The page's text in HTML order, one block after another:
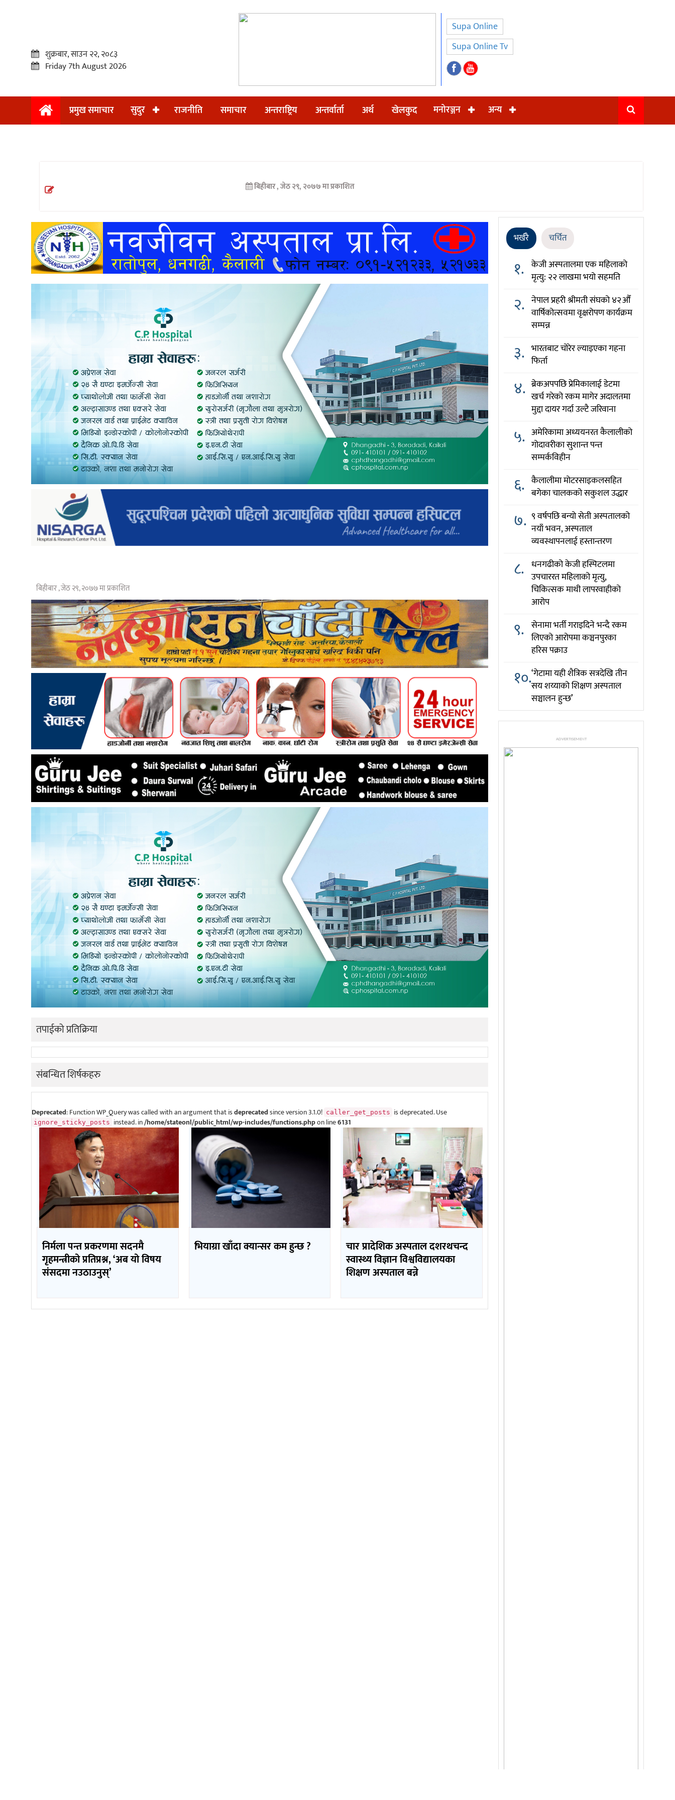
प्रमुख
अन्तराष्ट्रिय
अन्तर्वार्ता
खेलकुद
शुक्रबार, साउन २२, २०८३
Friday 7th August 2026
Supa Online
Supa Online Tv
प्रमुख समाचार सुदुर राजनीति समाचार अन्तराष्ट्रिय अन्तर्वार्ता अर्थ खेलकुद मनोरञ्जन अन्य
बिहीबार , जेठ २९, २०७७ मा प्रकाशित
बिहीबार , जेठ २९, २०७७ मा प्रकाशित
तपाईको प्रतिक्रिया
संबन्धित शिर्षकहरु
Deprecated: Function WP_Query was called with an argument that isdeprecatedsince version 3.1.0! caller_get_posts is deprecated. Use
ignore_sticky_posts instead. in/home/stateonl/public_html/wp-includes/functions.phpon line6131
निर्मला पन्त प्रकरणमा सदनमै
गृहमन्त्रीको प्रतिप्रश्न, ‘अब यो विषय
संसदमा नउठाउनुस्’
भियाग्रा खाँदा क्यान्सर कम हुन्छ ? चार प्रादेशिक अस्पताल दशरथचन्द
स्वास्थ्य विज्ञान विश्वविद्यालयका
शिक्षण अस्पताल बन्ने
भर्खरै चर्चित
१. केजी अस्पतालमा एक महिलाको
मृत्यु: २२ लाखमा भयो सहमति
२. नेपाल प्रहरी श्रीमती संघको ४२औँ
वार्षिकोत्सवमा वृक्षरोपण कार्यक्रम
सम्पन्न
३. भारतबाट चोरेर ल्याइएका गहना
फिर्ता
४. ब्रेकअपपछि प्रेमिकालाई डेटमा
खर्च गरेको रकम मागेर अदालतमा
मुद्दा दायर गर्दा उल्टै जरिवाना
५. अमेरिकामा अध्ययनरत कैलालीको
गोदावरीका सुशान्त पन्त
सम्पर्कविहीन
६. कैलालीमा मोटरसाइकलसहित
बगेका चालकको सकुशल उद्धार
७. ९ वर्षपछि बन्यो सेती अस्पतालको
नयाँ भवन, अस्पताल
व्यवस्थापनलाई हस्तान्तरण
८. धनगढीको केजी हस्पिटलमा
उपचाररत महिलाको मृत्यु,
चिकित्सक माथी लापरवाहीको
आरोप
९. सेनामा भर्ती गराइदिने भन्दै रकम
लिएको आरोपमा कञ्चनपुरका
हरिस पक्राउ
१०.‘गेटामा यही शैत्रिक सत्रदेखि तीन
सय शय्याको शिक्षण अस्पताल
सञ्चालन हुन्छ’
ADVERTISEMENT